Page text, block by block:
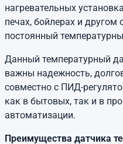
нагревательных
печах, бойлерах и другом
постоянный
Данный температурный
важны надежность,
совместно с ПИД-
как в бытовых, так и в
автоматизации.
Преимущества датчика